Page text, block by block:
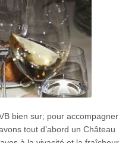
bien sur; pour accompagner
tout d’abord un Château